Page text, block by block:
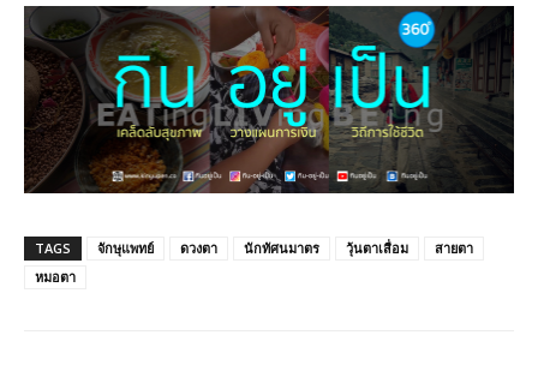
TAGS จักษุแพทย์ ดวงตา นักทัศนมาตร วุ้นตาเสื่อม
สายตา
หมอตา